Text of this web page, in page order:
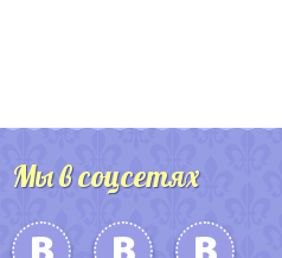
Мы в соцсетях